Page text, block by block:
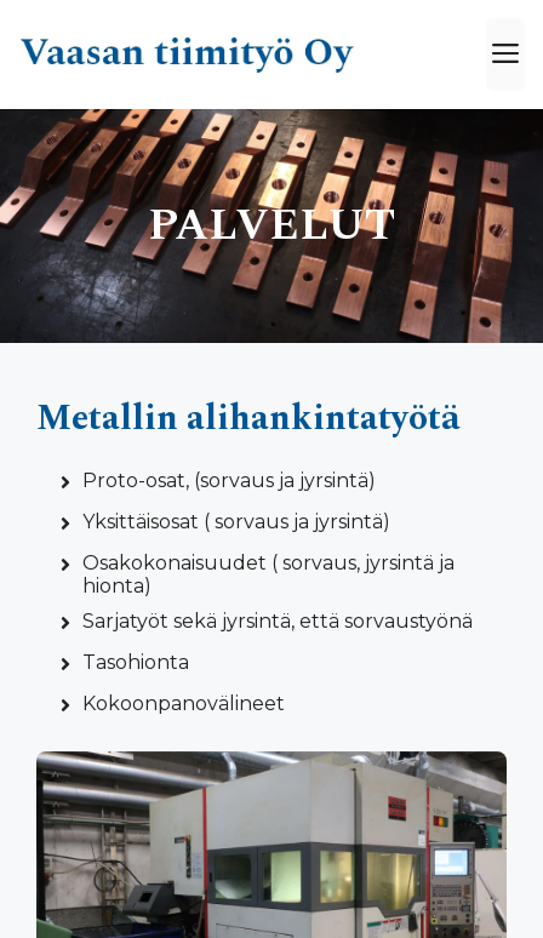
sisältöön
PALVELUT
Metallin alihankintatyötä
Proto-osat, (sorvaus ja jyrsintä)
Yksittäisosat ( sorvaus ja jyrsintä)
Osakokonaisuudet ( sorvaus, jyrsintä ja
hionta)
Sarjatyöt sekä jyrsintä, että sorvaustyönä
Tasohionta
Kokoonpanovälineet